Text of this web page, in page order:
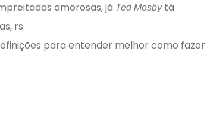
amorosas, já Ted Mosbytá
rs.
para entender melhor como fazer